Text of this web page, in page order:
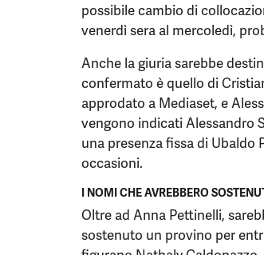
possibile cambio di
venerdì sera al mercoledì,
Anche la giuria sarebbe
confermato è quello di
approdato a Mediaset, e
vengono indicati Alessandro
una presenza fissa di Ubaldo
occasioni.
I NOMI CHE AVREBBERO
Oltre ad Anna Pettinelli,
sostenuto un provino per